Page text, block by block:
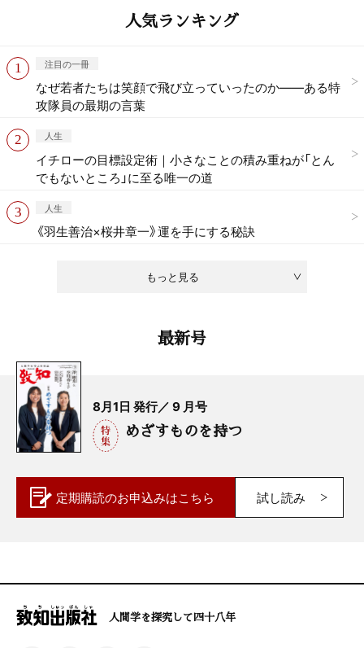
人気ランキング
もっと見る
注目の一冊
なぜ若者たちは笑顔で飛び立っていったのか——ある特
攻隊員の最期の言葉
人生
イチローの目標設定術｜小さなことの積み重ねが「とん
でもないところ」に至る唯一の道
人生
《羽生善治×桜井章一》運を手にする秘訣
最新号
8月1日 発行／ 9 月号
めざすものを持つ
定期購読のお申込みはこちら 試し読み
人間学を探究して四十八年